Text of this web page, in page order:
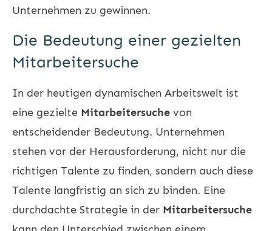
Unternehmen zu gewinnen.
Die Bedeutung einer gezielten
Mitarbeitersuche
In der heutigen dynamischen Arbeitswelt ist
eine gezielte Mitarbeitersuche von
entscheidender Bedeutung. Unternehmen
stehen vor der Herausforderung, nicht nur die
richtigen Talente zu finden, sondern auch diese
Talente langfristig an sich zu binden. Eine
durchdachte Strategie in der Mitarbeitersuche